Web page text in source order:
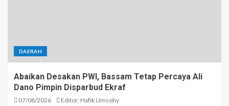
DAERAH
Abaikan Desakan PWI, Bassam Tetap Percaya Ali
Dano Pimpin Disparbud Ekraf
07/08/2026 Editor: Hafik Umsohy